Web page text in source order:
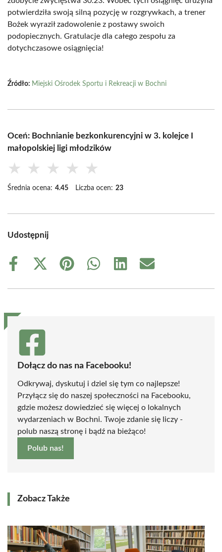
potwierdziła swoją silną pozycję w rozgrywkach, a trener
Bożek wyraził zadowolenie z postawy swoich
podopiecznych. Gratulacje dla całego zespołu za
dotychczasowe osiągnięcia!
Źródło: Miejski Ośrodek Sportu i Rekreacji w Bochni
Oceń: Bochnianie bezkonkurencyjni w 3. kolejce I
małopolskiej ligi młodzików
★ ★ ★ ★ ★
Średnia ocena: 4.45 Liczba ocen: 23
Udostępnij
Share
Share
(Twitter)
Share
Share
Share
Share
Dołącz do nas na Facebooku!
Odkrywaj, dyskutuj i dziel się tym co najlepsze!
Przyłącz się do naszej społeczności na Facebooku,
gdzie możesz dowiedzieć się więcej o lokalnych
wydarzeniach w Bochni. Twoje zdanie się liczy -
polub naszą stronę i bądź na bieżąco!
Polub nas!
Zobacz Także